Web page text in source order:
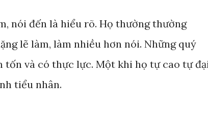
nói đến là hiểu rõ. Họ thường thường
lẽ làm, làm nhiều hơn nói. Những quý
tốn và có thực lực. Một khi họ tự cao tự
tiểu nhân.